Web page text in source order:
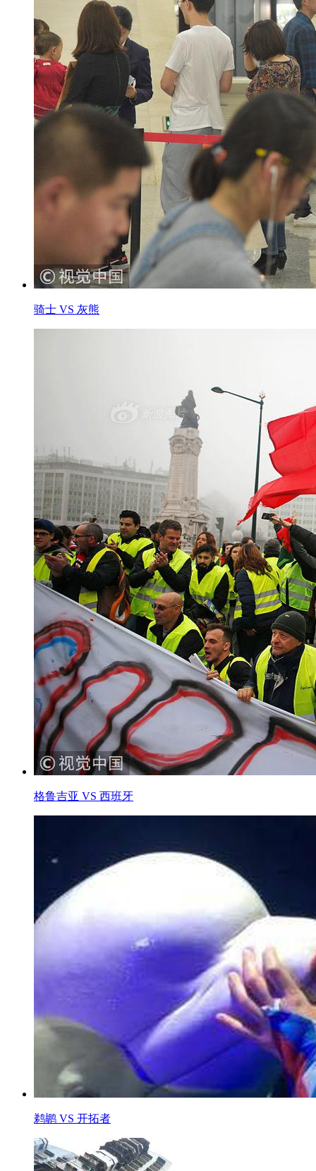
骑士 VS 灰熊
格鲁吉亚 VS 西班牙
鹈鹕 VS 开拓者